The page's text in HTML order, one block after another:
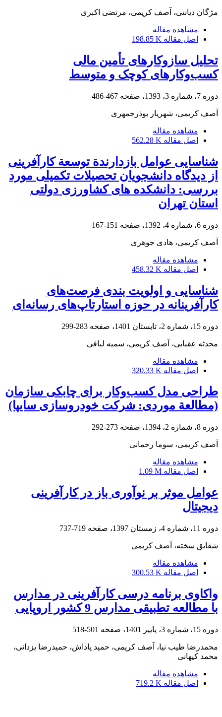
مژگان دیانتی، آصف کریمی، مرتضی اکبری
مشاهده مقاله
اصل مقاله 198.85 K
تحلیل سازوکارهای تأمین مالی
کسب‌وکارهای کوچک و متوسط
دوره 7، شماره 3، 1393، صفحه 467-486
آصف کریمی، شهریار بوذرجمهری
مشاهده مقاله
اصل مقاله 562.28 K
شناسایی عوامل بازدارندة توسعة کارآفرینی
از دیدگاه دانشجویان تحصیلات تکمیلی مورد
بررسی: دانشکده های کشاورزی دولتی
استان تهران
دوره 6، شماره 4، 1392، صفحه 151-167
آصف کریمی، ‌هادی جوهری
مشاهده مقاله
اصل مقاله 458.32 K
شناسایی و اولویت بندی فرصت‌های
کارآفرینانه در حوزه استارتاپ‌های رسانه‌ای
دوره 15، شماره 2، تابستان 1401، صفحه 283-299
محدثه عقبایی، آصف کریمی، سمیه لبافی
مشاهده مقاله
اصل مقاله 320.33 K
طراحی مدل کسب‌وکار برای چابکی سازمان
(مطالعة موردی: شرکت خودروسازی سایپا)
دوره 8، شماره 2، 1394، صفحه 273-292
آصف کریمی، سوما رحمانی
مشاهده مقاله
اصل مقاله 1.09 M
عوامل موثر بر نوآوری باز در کارآفرینی
دیجیتال
دوره 11، شماره 4، زمستان 1397، صفحه 719-737
شقایق سخته، آصف کریمی
مشاهده مقاله
اصل مقاله 300.53 K
واکاوی برنامه درسی کارآفرینی در مدارس
با مطالعه تطبیقی مدارس 9 کشور اروپایی
دوره 15، شماره 3، پاییز 1401، صفحه 501-518
محمدرضا طیب نیا، آصف کریمی، حمید پاداش، حمیدرضا یزدانی،
محمد کیهانی
مشاهده مقاله
اصل مقاله 719.2 K